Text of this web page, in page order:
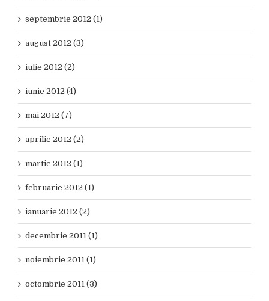
septembrie 2012 (1)
august 2012 (3)
iulie 2012 (2)
iunie 2012 (4)
mai 2012 (7)
aprilie 2012 (2)
martie 2012 (1)
februarie 2012 (1)
ianuarie 2012 (2)
decembrie 2011 (1)
noiembrie 2011 (1)
octombrie 2011 (3)